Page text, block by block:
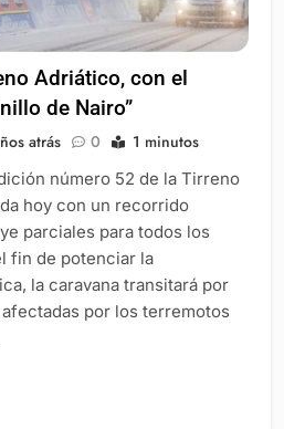
Adriático, con el
de Nairo”
atrás 0 1 minutos
número 52 de la Tirreno
hoy con un recorrido
parciales para todos los
fin de potenciar la
la caravana transitará por
por los terremotos